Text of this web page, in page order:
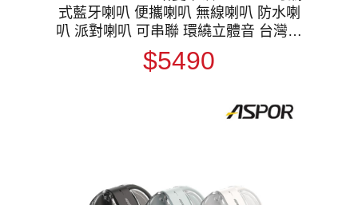
式藍牙喇叭 便攜喇叭 無線喇叭 防水喇
叭 派對喇叭 可串聯 環繞立體音 台灣公
司貨
$5490